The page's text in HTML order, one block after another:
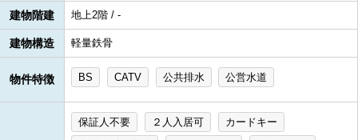
建物階建 地上2階 / -
建物構造 軽量鉄骨
物件特徴 BS CATV 公共排水 公営水道
保証人不要 ２人入居可
カードキー